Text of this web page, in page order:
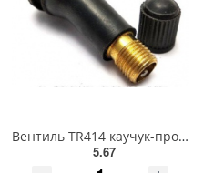
Вентиль TR414 каучук-продается только по упаковкам(100 шт)
5.67